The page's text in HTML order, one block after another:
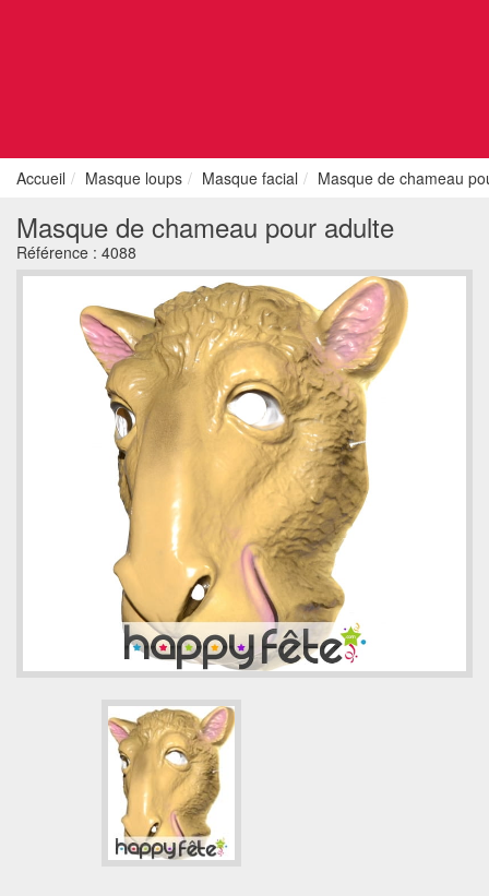
Accueil Masque loups Masque facial Masque de chameau
Masque de chameau pour adulte
Référence : 4088